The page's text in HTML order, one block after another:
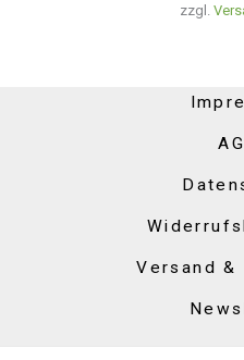
zzgl.
Versand &